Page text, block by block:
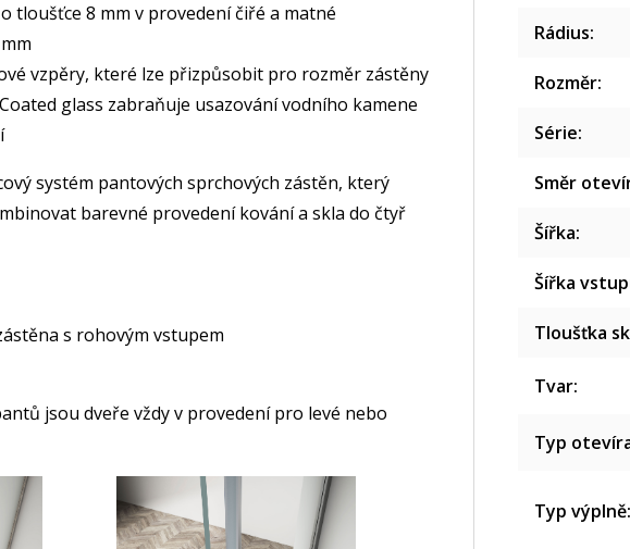
tloušťce 8 mm v provedení čiřé a matné
vzpěry, které lze přizpůsobit pro rozměr zástěny
glass zabraňuje usazování vodního kamene
systém pantových sprchových zástěn, který
barevné provedení kování a skla do čtyř
s rohovým vstupem
jsou dveře vždy v provedení pro levé nebo
Rádius:
Rozměr:
Série:
Směr
Šířka:
Šířka
Tloušťka
Tvar:
Typ
Typ výplně: